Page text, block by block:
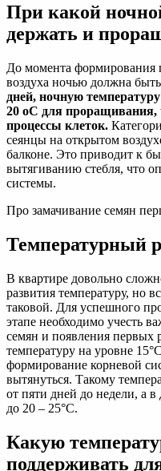
При какой
держать и
До момента формирования
воздуха ночью должна
дней, ночную
20 oC для проращивания,
процессы клеток.
сеянцы на открытом
балконе. Это приводит к
вытягиванию стебля, что
системы.
Про замачивание семян
Температурный
В квартире довольно
развития температуру, но
таковой. Для успешного
этапе необходимо учесть
семян и появления первых
температуру на уровне
формирование корневой
вытянуться. Такому
от пяти дней до недели, а
до 20 – 25°С.
Какую
поддерживать